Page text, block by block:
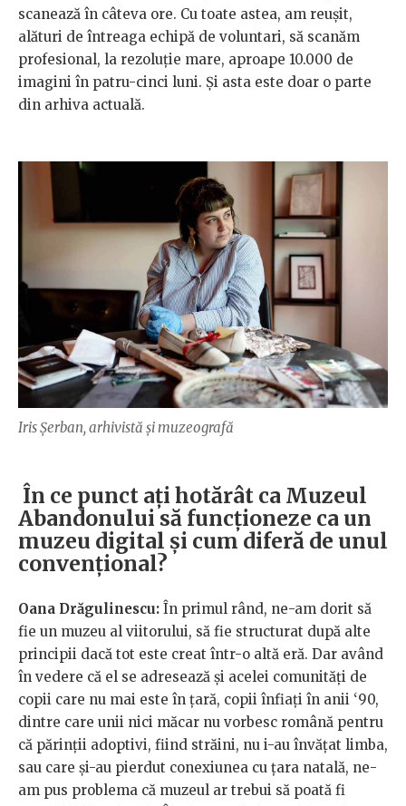
scanează în câteva ore. Cu toate astea, am reușit,
alături de întreaga echipă de voluntari, să scanăm
profesional, la rezoluție mare, aproape 10.000 de
imagini în patru-cinci luni. Și asta este doar o parte
din arhiva actuală.
Iris Șerban, arhivistă și muzeografă
În ce punct ați hotărât ca Muzeul
Abandonului să funcționeze ca un
muzeu digital și cum diferă de unul
convențional?
Oana Drăgulinescu: În primul rând, ne-am dorit să
fie un muzeu al viitorului, să fie structurat după alte
principii dacă tot este creat într-o altă eră. Dar având
în vedere că el se adresează și acelei comunități de
copii care nu mai este în țară, copii înfiați în anii ‘90,
dintre care unii nici măcar nu vorbesc română pentru
că părinții adoptivi, fiind străini, nu i-au învățat limba,
sau care și-au pierdut conexiunea cu țara natală, ne-
am pus problema că muzeul ar trebui să poată fi